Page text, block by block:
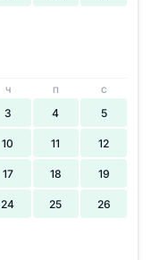
Ч П С
3 4 5
10 11 12
17 18 19
24 25 26